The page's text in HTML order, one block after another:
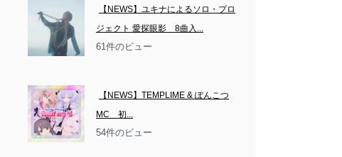
【NEWS】ユキナによるソロ・プロ
ジェクト 愛探眼影　8曲入...
61件のビュー
【NEWS】TEMPLIME & ぽんこつ
MC　初...
54件のビュー